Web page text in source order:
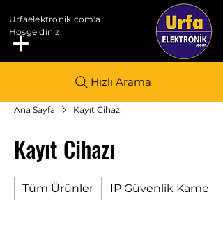
Urfaelektronik.com'a
Hoşgeldiniz
Hızlı Arama
Ana Sayfa Kayıt Cihazı
Kayıt Cihazı
Tüm Ürünler IP Güvenlik Kamerası